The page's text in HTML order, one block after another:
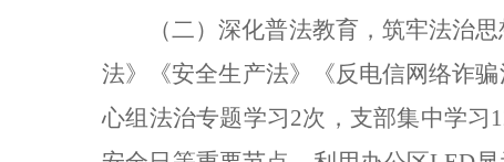
（二）深化普法教育，筑牢法治思
法》《安全生产法》《反电信网络诈
心组法治专题学习2次，支部集中学